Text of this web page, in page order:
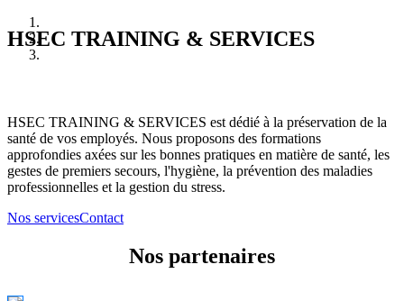
HSEC TRAINING & SERVICES
HSEC TRAINING & SERVICES est dédié à la préservation de la
santé de vos employés. Nous proposons des formations
approfondies axées sur les bonnes pratiques en matière de santé, les
gestes de premiers secours, l'hygiène, la prévention des maladies
professionnelles et la gestion du stress.
Nos servicesContact
Nos partenaires